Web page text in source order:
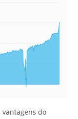
do